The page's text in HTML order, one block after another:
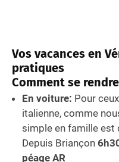
Vos vacances en
pratiques
Comment se
En voiture: Pour
italienne, comme
simple en famille est
Depuis Briançon
péage AR